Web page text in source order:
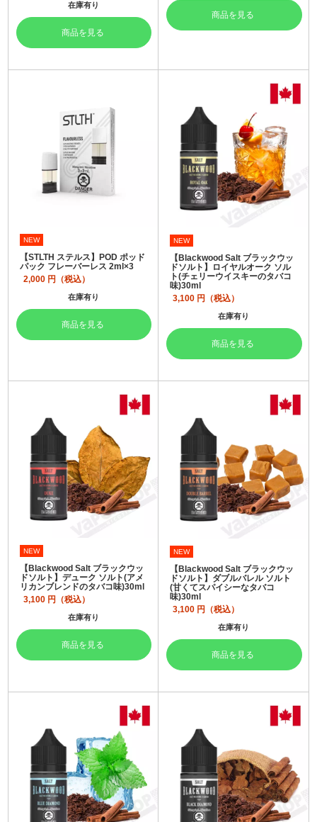
在庫有り
商品を見る
商品を見る
NEW
【STLTH ステルス】POD ポッド
パック フレーバーレス 2ml×3
2,000 円（税込）
在庫有り
商品を見る
NEW
【Blackwood Salt ブラックウッ
ドソルト】ロイヤルオーク ソル
ト(チェリーウイスキーのタバコ
味)30ml
3,100 円（税込）
在庫有り
商品を見る
NEW
【Blackwood Salt ブラックウッ
ドソルト】デューク ソルト(アメ
リカンブレンドのタバコ味)30ml
3,100 円（税込）
在庫有り
商品を見る
NEW
【Blackwood Salt ブラックウッ
ドソルト】ダブルバレル ソルト
(甘くてスパイシーなタバコ
味)30ml
3,100 円（税込）
在庫有り
商品を見る